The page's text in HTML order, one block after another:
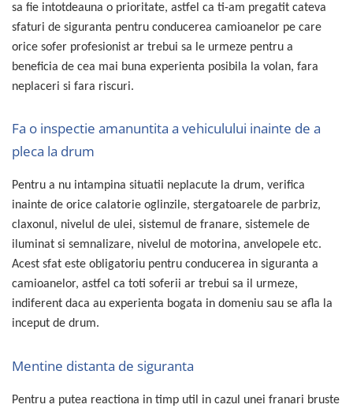
Mercedes Arocs
RENAULT
Premium
Scania R S G P Next Generation
Scania RPG
Volvo
Volvo Aero
Volvo FH 2 Euro 4
Volvo FH 3 Euro 5
Volvo FH 4 Euro 6
Volvo Model FM
Lumini, Becuri, Proiectoare
Accesorii iluminare LED camioane
si camion
Becuri auto
sa fie intotdeauna o prioritate, astfel ca ti-am pregatit cateva
sfaturi de siguranta pentru conducerea camioanelor pe care
orice sofer profesionist ar trebui sa le urmeze pentru a
beneficia de cea mai buna experienta posibila la volan, fara
neplaceri si fara riscuri.
Fa o inspectie amanuntita a vehiculului inainte de a
pleca la drum
Pentru a nu intampina situatii neplacute la drum, verifica
inainte de orice calatorie oglinzile, stergatoarele de parbriz,
claxonul, nivelul de ulei, sistemul de franare, sistemele de
iluminat si semnalizare, nivelul de motorina, anvelopele etc.
Acest sfat este obligatoriu pentru conducerea in siguranta a
camioanelor, astfel ca toti soferii ar trebui sa il urmeze,
indiferent daca au experienta bogata in domeniu sau se afla la
inceput de drum.
Mentine distanta de siguranta
Pentru a putea reactiona in timp util in cazul unei franari bruste